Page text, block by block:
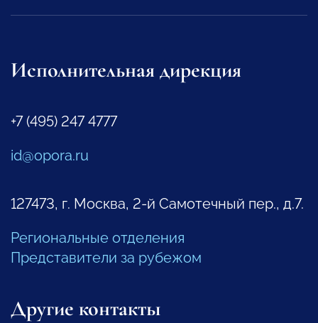
Исполнительная дирекция
+7 (495) 247 4777
id@opora.ru
127473, г. Москва, 2-й Самотечный пер., д.7.
Региональные отделения
Представители за рубежом
Другие контакты